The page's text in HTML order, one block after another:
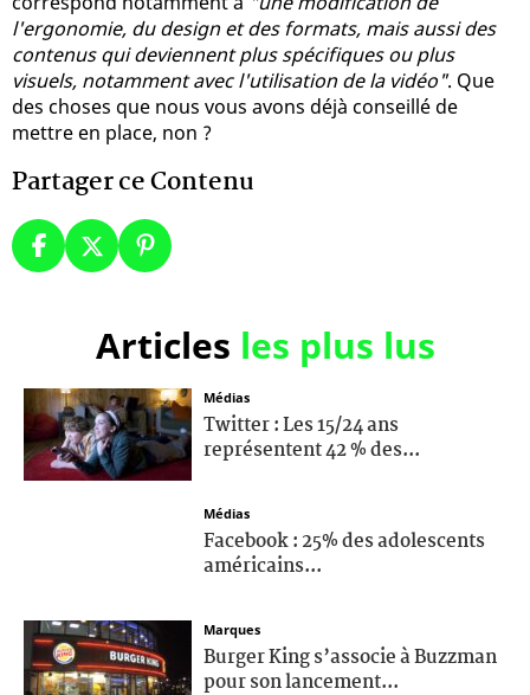
l'ergonomie, du design et des formats, mais aussi des
contenus qui deviennent plus spécifiques ou plus
visuels, notamment avec l'utilisation de la vidéo". Que
des choses que nous vous avons déjà conseillé de
mettre en place, non ?
Partager ce Contenu
Articles les plus lus
Médias
Twitter : Les 15/24 ans
représentent 42 % des...
Médias
Facebook : 25% des adolescents
américains...
Marques
Burger King s’associe à Buzzman
pour son lancement...